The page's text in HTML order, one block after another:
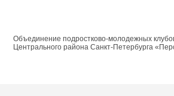
Объединение подростково-молодежных
Центрального района Санкт-Петербурга